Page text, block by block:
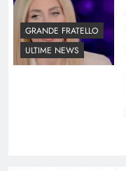
GRANDE FRATELLO
ULTIME NEWS